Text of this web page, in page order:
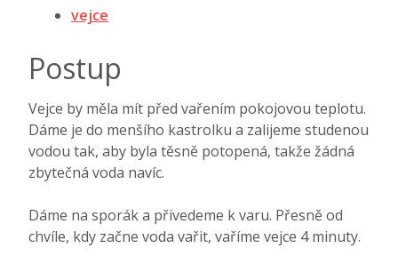
vejce
Postup
Vejce by měla mít před vařením pokojovou teplotu.
Dáme je do menšího kastrolku a zalijeme studenou
vodou tak, aby byla těsně potopená, takže žádná
zbytečná voda navíc.
Dáme na sporák a přivedeme k varu. Přesně od
chvíle, kdy začne voda vařit, vaříme vejce 4 minuty.